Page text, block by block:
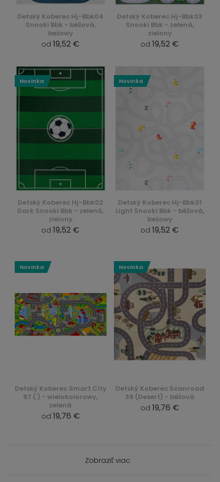
Detský Koberec Hj-Bbk04
Snooki Bbk - béžová,
beżowy
od 19,52 €
Detský Koberec Hj-Bbk03
Snooki Bbk - zelená,
zielony
od 19,52 €
Detský Koberec Hj-Bbk02
Dark Snooki Bbk - zelená,
zielony
od 19,52 €
Novinka
Detský Koberec Hj-Bbk01
Light Snooki Bbk - béžová,
beżowy
od 19,52 €
Novinka
Detský Koberec Smart City
97 ( ) - wielokolorowy,
zelená
od 19,76 €
Novinka
Detský Koberec Scanroad
39 (Desert) - béžová
od 19,76 €
Novinka
Zobraziť viac